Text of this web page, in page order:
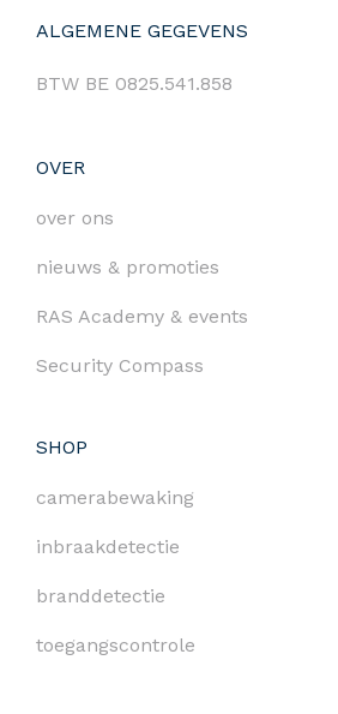
ALGEMENE GEGEVENS
BTW BE 0825.541.858
OVER
over ons
nieuws & promoties
RAS Academy & events
Security Compass
SHOP
camerabewaking
inbraakdetectie
branddetectie
toegangscontrole